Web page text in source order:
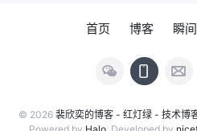
首页 博客 瞬间
© 2026 裴欣奕的博客 - 红灯绿 - 技术博